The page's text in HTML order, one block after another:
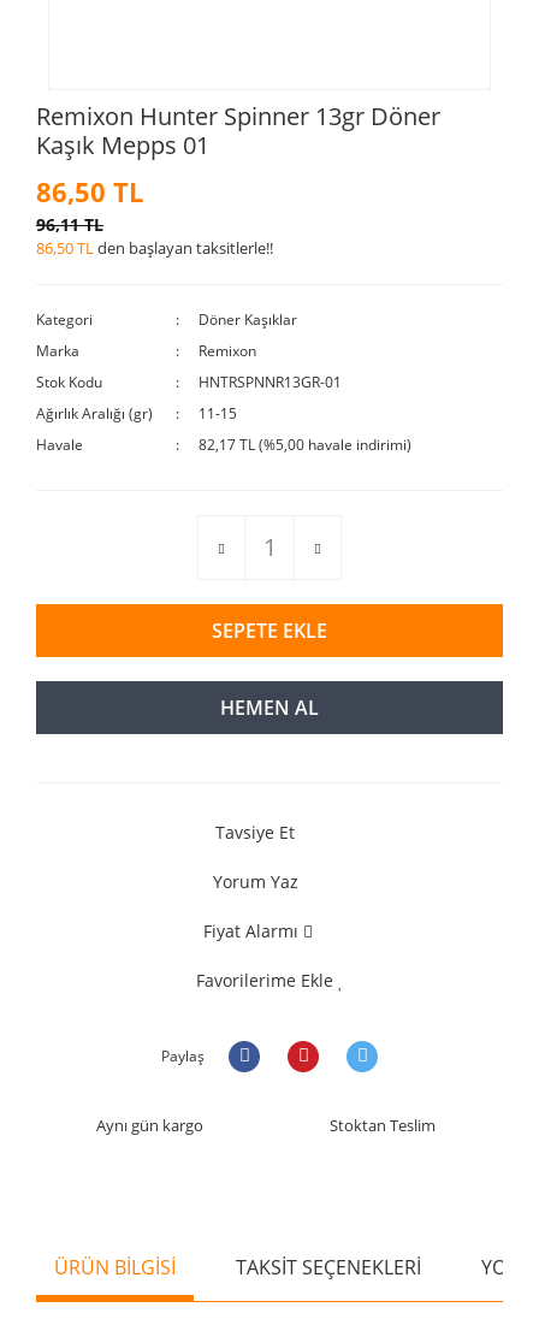
Remixon Hunter Spinner 13gr Döner
Kaşık Mepps 01
86,50 TL
96,11 TL
86,50 TLden başlayan taksitlerle!!
Kategori
Döner Kaşıklar
Marka
Remixon
Stok Kodu
HNTRSPNNR13GR-01
Ağırlık Aralığı (gr)
11-15
Havale
82,17 TL (%5,00 havale indirimi)
SEPETE EKLE
HEMEN AL
Tavsiye Et
Yorum Yaz
Fiyat Alarmı
Favorilerime Ekle
Paylaş
Aynı gün kargo Stoktan Teslim
ÜRÜN BİLGİSİ TAKSİT SEÇENEKLERİ